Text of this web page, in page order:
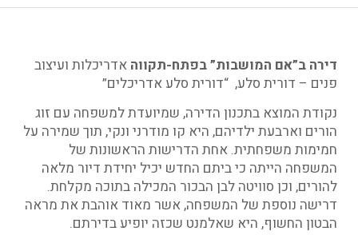
דירה ב”אם המושבות” בפתח-תקווה אדריכלות ועיצוב
פנים – דורית סלע, “דורית סלע אדריכלים”
נקודת המוצא בתכנון הדירה, שמיועדת למשפחה עם זוג
הורים וארבעת ילדיהם, היא קו מודרני ונקי, תוך שמירה על
חמימות משפחתית. אחת הדרישות הראשונות של
המשפחה הייתה כי ביתם החדש יכיל יחידת דיור מלאה
להורים, וכן סוויטה לבן הבכור המכילה בתוכה מקלחת.
דרישה נוספת של המשפחה, אשר מאוד אוהבת את מראה
הבטון החשוף, היא שאלמנט שכזה יופיע בדירתם.